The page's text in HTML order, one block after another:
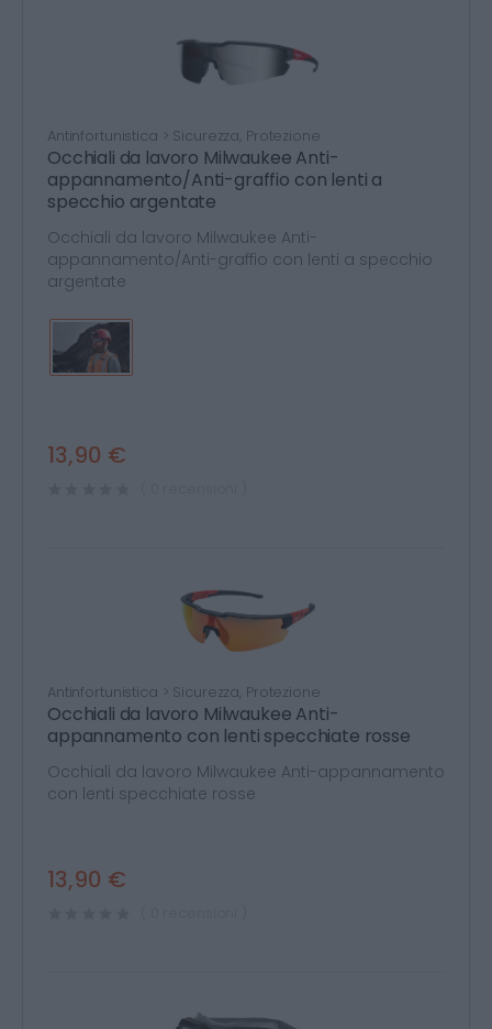
Antinfortunistica > Sicurezza, Protezione
Occhiali da lavoro Milwaukee Anti-
appannamento/Anti-graffio con lenti a
specchio argentate
Occhiali da lavoro Milwaukee Anti-
appannamento/Anti-graffio con lenti a specchio
argentate
13,90 €
Antinfortunistica > Sicurezza, Protezione
Occhiali da lavoro Milwaukee Anti-
appannamento con lenti specchiate rosse
Occhiali da lavoro Milwaukee Anti-appannamento
con lenti specchiate rosse
13,90 €